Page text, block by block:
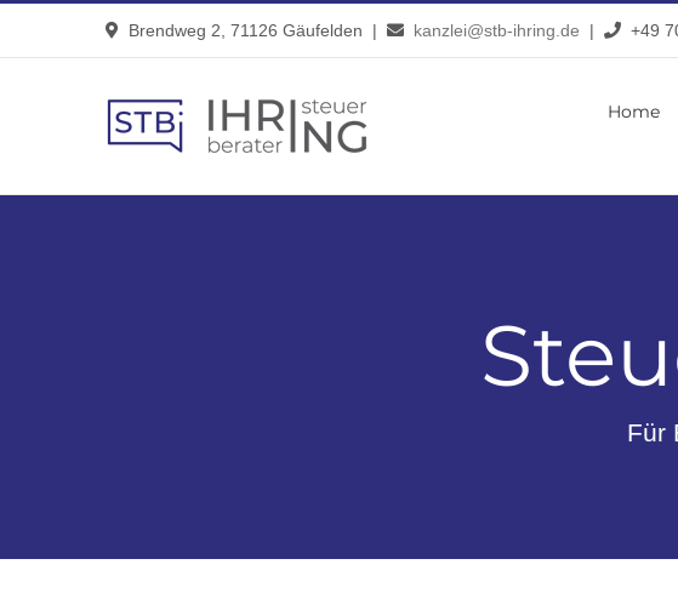
Brendweg 2, 71126 Gäufelden | kanzlei@stb-ihring.de | +49
Home
Für